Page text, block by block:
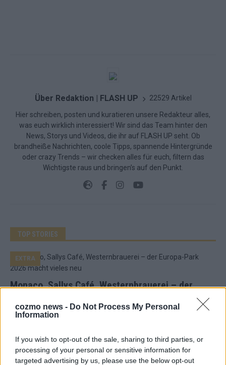
cozmo news - Do Not Process My Personal
Information
If you wish to opt-out of the sale, sharing to third parties, or
processing of your personal or sensitive information for
targeted advertising by us, please use the below opt-out
Über Redaktion | FLASH UP 22529 Artikel
Hier schreiben, posten und kuratieren unsere Redakteur alles,
was euch wirklich interessiert! Wir sind das Team hinter den
News, Storys und Videos, die ihr auf FLASH UP seht. Ob
brandheiße Nachrichten, coole Tipps, spannende Hintergründe
oder crazy Trends – wir checken alles für euch, filtern das
Wichtigste raus und bringen’s auf den Punkt.
TOP STORIES
Monaco, Sallys Café, Westernbrauerei – der
EXTRA
Juni 2026
KOMMENTAR